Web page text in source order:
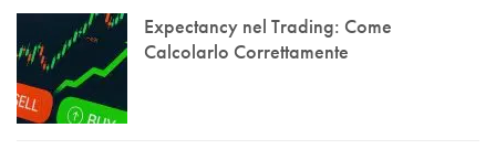
Expectancy nel Trading: Come
Calcolarlo Correttamente